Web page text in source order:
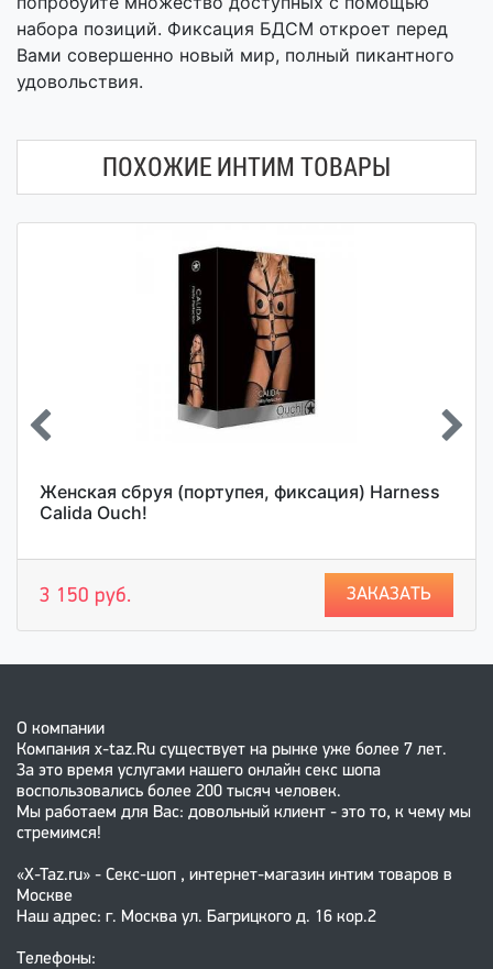
набора позиций. Фиксация БДСМ откроет перед
Вами совершенно новый мир, полный пикантного
удовольствия.
ПОХОЖИЕ ИНТИМ ТОВАРЫ
Женская сбруя (портупея, фиксация) Harness
Calida Ouch!
3 150 руб. ЗАКАЗАТЬ
О компании
Компания x-taz.Ru существует на рынке уже более 7 лет.
За это время услугами нашего онлайн секс шопа
воспользовались более 200 тысяч человек.
Мы работаем для Вас: довольный клиент - это то, к чему мы
стремимся!
«X-Taz.ru» - Секс-шоп , интернет-магазин интим товаров в
Москве
Наш адрес: г. Москва ул. Багрицкого д. 16 кор.2
Телефоны: